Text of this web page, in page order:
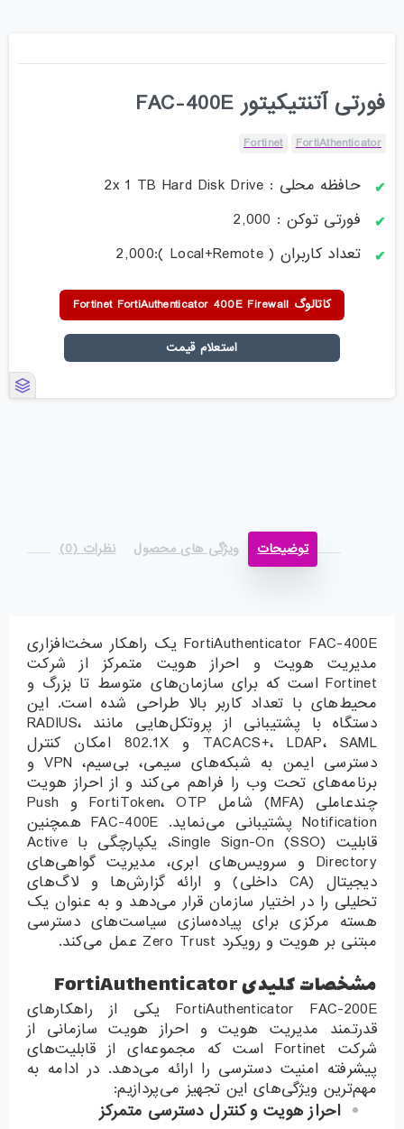
فورتی آتنتیکیتور FAC-400E
FortiAthenticator
Fortinet
حافظه محلی : 2x 1 TB Hard Disk Drive
فورتی توکن : 2,000
تعداد کاربران ( Local+Remote ):2,000
کاتالوگ Fortinet FortiAuthenticator 400E Firewall
استعلام قیمت
توضیحات ویژگی های محصول نظرات (0)
FortiAuthenticator FAC-400E یک راهکار سخت‌افزاری
مدیریت هویت و احراز هویت متمرکز از شرکت
Fortinet است که برای سازمان‌های متوسط تا بزرگ و
محیط‌های با تعداد کاربر بالا طراحی شده است. این
دستگاه با پشتیبانی از پروتکل‌هایی مانند RADIUS،
TACACS+، LDAP، SAML و 802.1X امکان کنترل
دسترسی ایمن به شبکه‌های سیمی، بی‌سیم، VPN و
برنامه‌های تحت وب را فراهم می‌کند و از احراز هویت
چندعاملی (MFA) شامل FortiToken، OTP و Push
Notification پشتیبانی می‌نماید. FAC-400E همچنین
قابلیت Single Sign-On (SSO)، یکپارچگی با Active
Directory و سرویس‌های ابری، مدیریت گواهی‌های
دیجیتال (CA داخلی) و ارائه گزارش‌ها و لاگ‌های
تحلیلی را در اختیار سازمان قرار می‌دهد و به عنوان یک
هسته مرکزی برای پیاده‌سازی سیاست‌های دسترسی
مبتنی بر هویت و رویکرد Zero Trust عمل می‌کند.
مشخصات کلیدی FortiAuthenticator
FortiAuthenticator FAC-200E یکی از راهکارهای
قدرتمند مدیریت هویت و احراز هویت سازمانی از
شرکت Fortinet است که مجموعه‌ای از قابلیت‌های
پیشرفته امنیت دسترسی را ارائه می‌دهد. در ادامه به
مهم‌ترین ویژگی‌های این تجهیز می‌پردازیم:
احراز هویت و کنترل دسترسی متمرکز